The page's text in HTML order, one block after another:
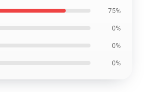
75%
0%
0%
0%